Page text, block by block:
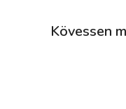
Kövessen